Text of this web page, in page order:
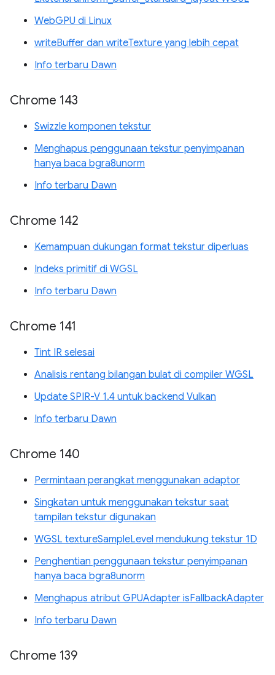
WebGPU di Linux
writeBuffer dan writeTexture yang lebih cepat
Info terbaru Dawn
Chrome 143
Swizzle komponen tekstur
Menghapus penggunaan tekstur penyimpanan
hanya baca bgra8unorm
Info terbaru Dawn
Chrome 142
Kemampuan dukungan format tekstur diperluas
Indeks primitif di WGSL
Info terbaru Dawn
Chrome 141
Tint IR selesai
Analisis rentang bilangan bulat di compiler WGSL
Update SPIR-V 1.4 untuk backend Vulkan
Info terbaru Dawn
Chrome 140
Permintaan perangkat menggunakan adaptor
Singkatan untuk menggunakan tekstur saat
tampilan tekstur digunakan
WGSL textureSampleLevel mendukung tekstur 1D
Penghentian penggunaan tekstur penyimpanan
hanya baca bgra8unorm
Menghapus atribut GPUAdapter isFallbackAdapter
Info terbaru Dawn
Chrome 139